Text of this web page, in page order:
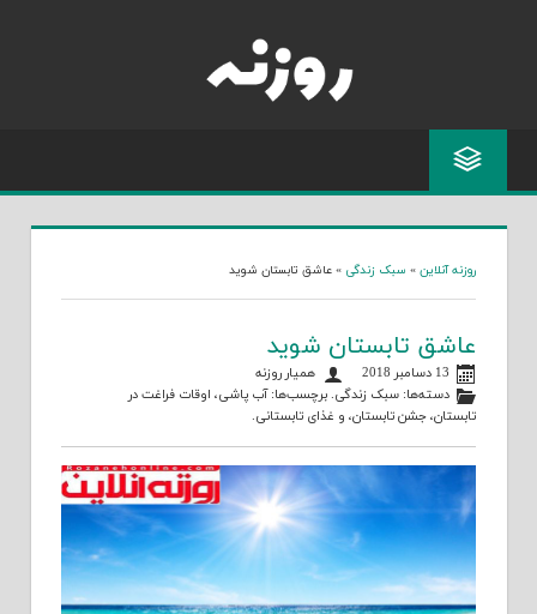
روزنه آنلاین » سبک زندگی » عاشق تابستان شوید
عاشق تابستان شوید
13 دسامبر 2018
همیار روزنه
دسته‌ها:سبک زندگی. برچسب‌ها:آب پاشی، اوقات فراغت در
تابستان، جشن تابستان، و غذای تابستانی.